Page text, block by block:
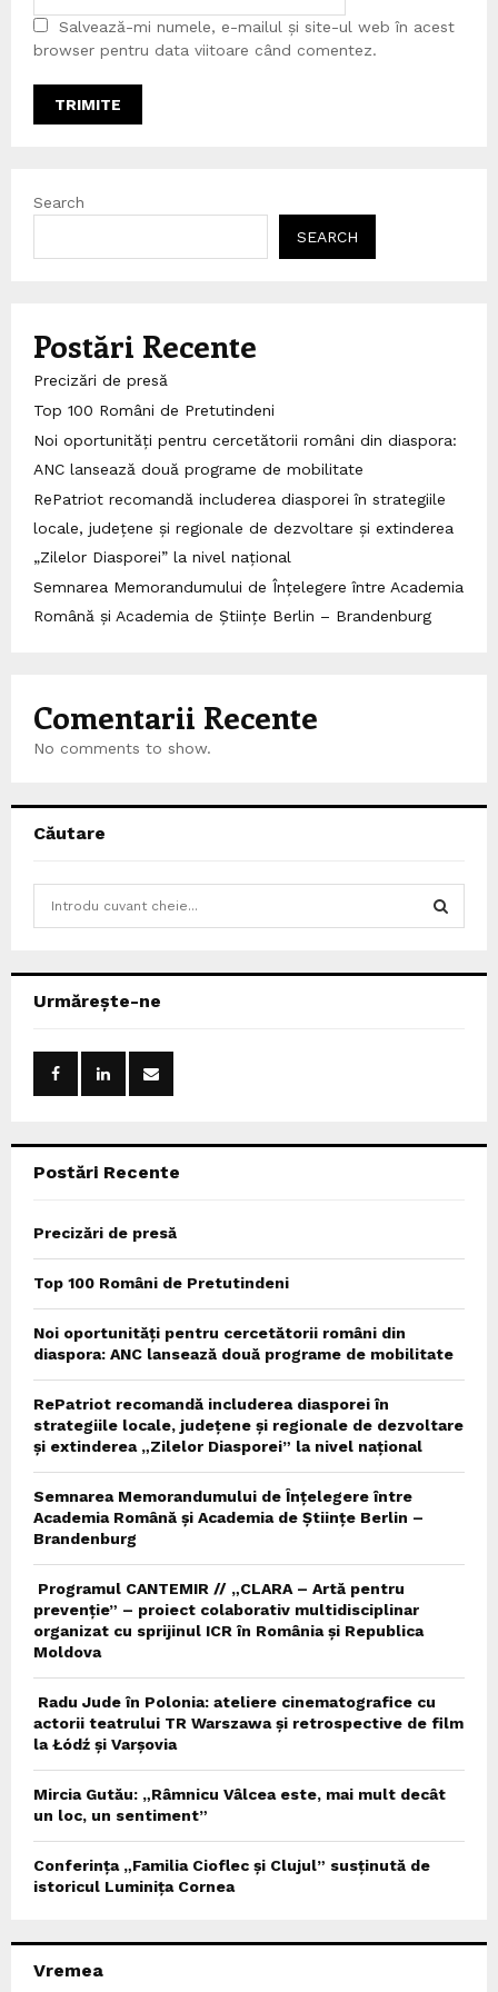
Salvează-mi numele, e-mailul și site-ul web în acest
browser pentru data viitoare când comentez.
Search
SEARCH
Postări Recente
Precizări de presă
Top 100 Români de Pretutindeni
Noi oportunități pentru cercetătorii români din diaspora:
ANC lansează două programe de mobilitate
RePatriot recomandă includerea diasporei în strategiile
locale, județene și regionale de dezvoltare și extinderea
„Zilelor Diasporei” la nivel național
Semnarea Memorandumului de Înțelegere între Academia
Română și Academia de Științe Berlin – Brandenburg
Comentarii Recente
No comments to show.
Căutare
h
Urmărește-ne
Postări Recente
Precizări de presă
Top 100 Români de Pretutindeni
Noi oportunități pentru cercetătorii români din
diaspora: ANC lansează două programe de mobilitate
RePatriot recomandă includerea diasporei în
strategiile locale, județene și regionale de dezvoltare
și extinderea „Zilelor Diasporei” la nivel național
Semnarea Memorandumului de Înțelegere între
Academia Română și Academia de Științe Berlin –
Brandenburg
Programul CANTEMIR // „CLARA – Artă pentru
prevenție” – proiect colaborativ multidisciplinar
organizat cu sprijinul ICR în România și Republica
Moldova
Radu Jude în Polonia: ateliere cinematografice cu
actorii teatrului TR Warszawa și retrospective de film
la Łódź și Varșovia
Mircia Gutău: „Râmnicu Vâlcea este, mai mult decât
un loc, un sentiment”
Conferința „Familia Cioflec și Clujul” susținută de
istoricul Luminița Cornea
Vremea